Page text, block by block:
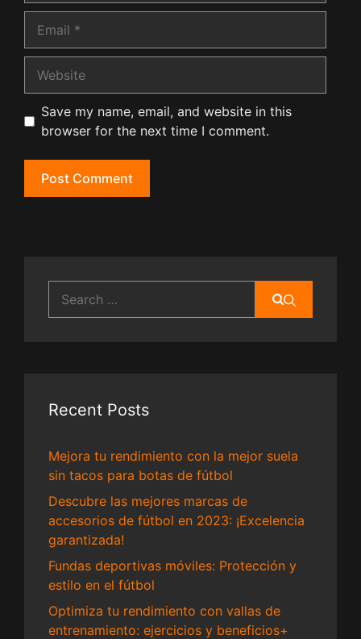
Save my name, email, and website in this
browser for the next time I comment.
for:
Recent Posts
Mejora tu rendimiento con la mejor suela
sin tacos para botas de fútbol
Descubre las mejores marcas de
accesorios de fútbol en 2023: ¡Excelencia
garantizada!
Fundas deportivas móviles: Protección y
estilo en el fútbol
Optimiza tu rendimiento con vallas de
entrenamiento: ejercicios y beneficios+